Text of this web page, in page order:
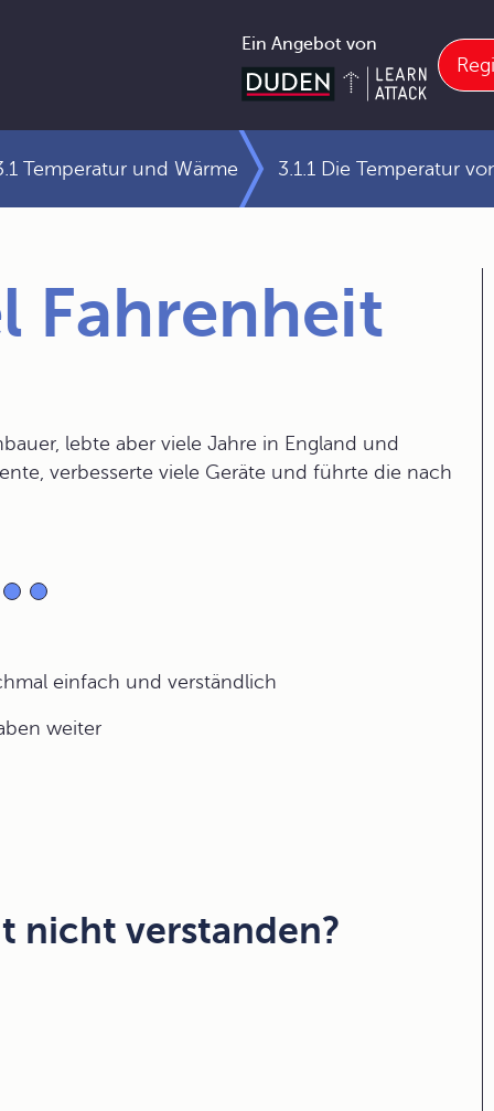
Ein Angebot von
Temperatur und Wärme 3.1.1 Die Temperatur
Fahrenheit
lebte aber viele Jahre in England und
verbesserte viele Geräte und führte die nach
einfach und verständlich
weiter
nicht verstanden?